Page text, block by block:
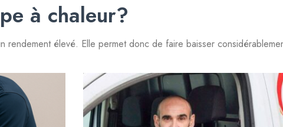
à chaleur?
rendement élevé. Elle permet donc de faire baisser